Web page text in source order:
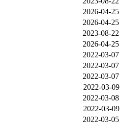
2026-04-
2026-04-
2023-08-
2026-04-
2022-03-
2022-03-
2022-03-
2022-03-
2022-03-
2022-03-
2022-03-